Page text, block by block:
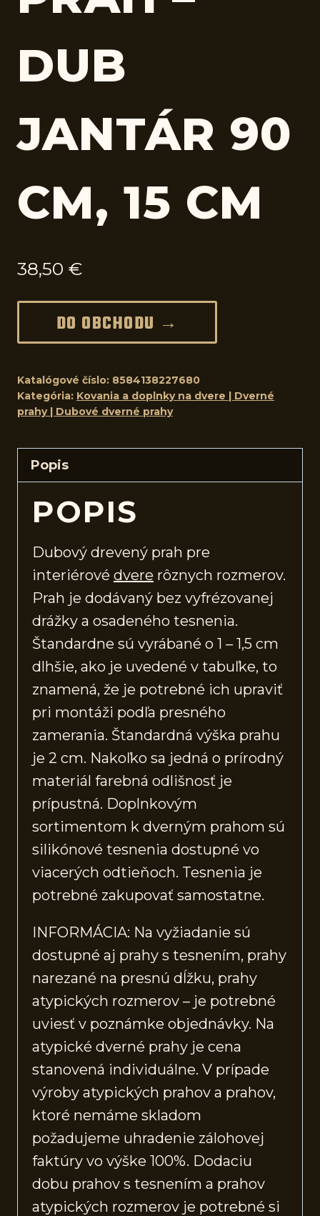
DUB
JANTÁR 90
CM, 15 CM
38,50 €
DO OBCHODU →
Katalógové číslo: 8584138227680
Kategória: Kovania a doplnky na dvere | Dverné
prahy | Dubové dverné prahy
Popis
POPIS
Dubový drevený prah pre
interiérové dvere rôznych rozmerov.
Prah je dodávaný bez vyfrézovanej
drážky a osadeného tesnenia.
Štandardne sú vyrábané o 1 – 1,5 cm
dlhšie, ako je uvedené v tabuľke, to
znamená, že je potrebné ich upraviť
pri montáži podľa presného
zamerania. Štandardná výška prahu
je 2 cm. Nakoľko sa jedná o prírodný
materiál farebná odlišnosť je
prípustná. Doplnkovým
sortimentom k dverným prahom sú
silikónové tesnenia dostupné vo
viacerých odtieňoch. Tesnenia je
potrebné zakupovať samostatne.
INFORMÁCIA: Na vyžiadanie sú
dostupné aj prahy s tesnením, prahy
narezané na presnú dĺžku, prahy
atypických rozmerov – je potrebné
uviesť v poznámke objednávky. Na
atypické dverné prahy je cena
stanovená individuálne. V prípade
výroby atypických prahov a prahov,
ktoré nemáme skladom
požadujeme uhradenie zálohovej
faktúry vo výške 100%. Dodaciu
dobu prahov s tesnením a prahov
atypických rozmerov je potrebné si